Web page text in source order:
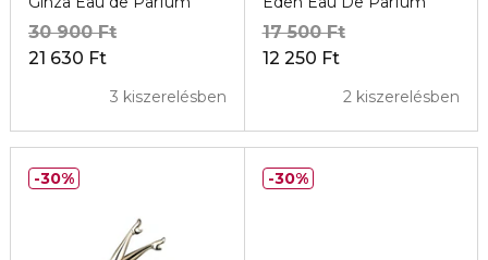
21 630 Ft
30 900 Ft
3 kiszerelésben
12 250 Ft
17 500 Ft
2 kiszerelésben
30% 30%